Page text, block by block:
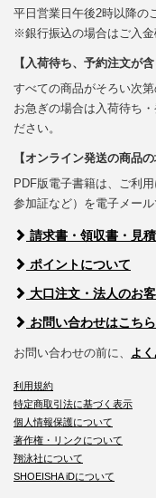
平日営業日午後2時以降の
※銀行振込の場合はご入金
【入荷待ち、予約注文が含
すべての商品がそろい次第
お急ぎの場合は入荷待ち
ださい。
【オンライン発送の商品の
PDF版電子書籍は、ご利
参加証など）を電子メール
請求書・領収書・見
ポイントについて
大口注文・法人のお
お問い合わせはこちら
お問い合わせの前に、 よ
利用規約
特定商取引法に基づく表示
個人情報保護について
著作権・リンクについて
翔泳社について
SHOEISHA iDについて